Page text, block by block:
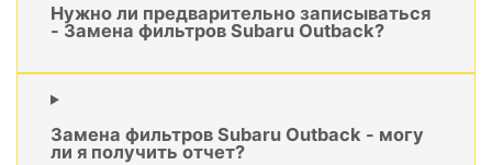
Нужно ли предварительно записываться
- Замена фильтров Subaru Outback?
Замена фильтров Subaru Outback - могу
ли я получить отчет?